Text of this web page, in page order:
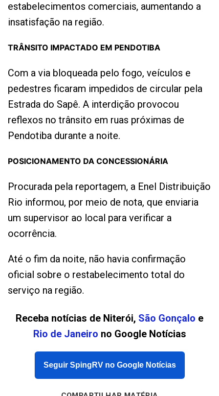
estabelecimentos comerciais, aumentando a
insatisfação na região.
TRÂNSITO IMPACTADO EM PENDOTIBA
Com a via bloqueada pelo fogo, veículos e
pedestres ficaram impedidos de circular pela
Estrada do Sapê. A interdição provocou
reflexos no trânsito em ruas próximas de
Pendotiba durante a noite.
POSICIONAMENTO DA CONCESSIONÁRIA
Procurada pela reportagem, a Enel Distribuição
Rio informou, por meio de nota, que enviaria
um supervisor ao local para verificar a
ocorrência.
Até o fim da noite, não havia confirmação
oficial sobre o restabelecimento total do
serviço na região.
Receba notícias de Niterói, São Gonçalo e
Rio de Janeiro no Google Notícias
Seguir SpingRV no Google Notícias